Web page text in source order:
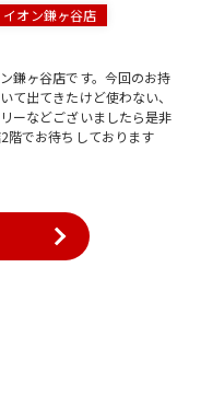
イオン鎌ヶ谷店
鎌ヶ谷店です。今回のお持
て出てきたけど使わない、
ーなどございましたら是非
階でお待ちしております